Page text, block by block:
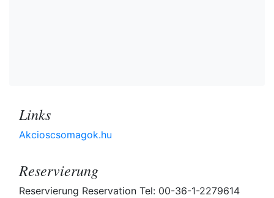
Links
Akcioscsomagok.hu
Reservierung
Reservierung Reservation Tel: 00-36-1-2279614